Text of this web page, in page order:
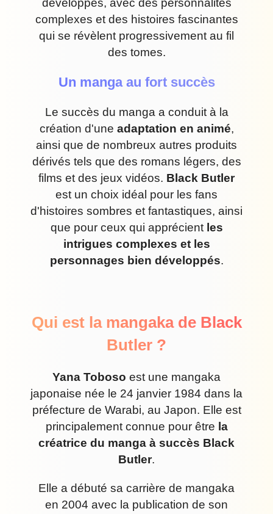
développés, avec des personnalités
complexes et des histoires fascinantes
qui se révèlent progressivement au fil
des tomes.
Un manga au fort succès
Le succès du manga a conduit à la
création d'une adaptation en animé,
ainsi que de nombreux autres produits
dérivés tels que des romans légers, des
films et des jeux vidéos. Black Butler
est un choix idéal pour les fans
d'histoires sombres et fantastiques, ainsi
que pour ceux qui apprécient les
intrigues complexes et les
personnages bien développés.
Qui est la mangaka de Black
Butler ?
Yana Toboso est une mangaka
japonaise née le 24 janvier 1984 dans la
préfecture de Warabi, au Japon. Elle est
principalement connue pour être la
créatrice du manga à succès Black
Butler.
Elle a débuté sa carrière de mangaka
en 2004 avec la publication de son